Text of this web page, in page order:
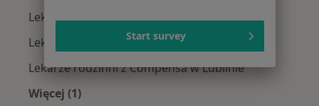
Lekarze rodzinni z POLMED w Lublinie
Lekarze rodzinni z Medicover w Lublinie
Lekarze rodzinni z Compensa w Lublinie
Więcej (1)
Start survey